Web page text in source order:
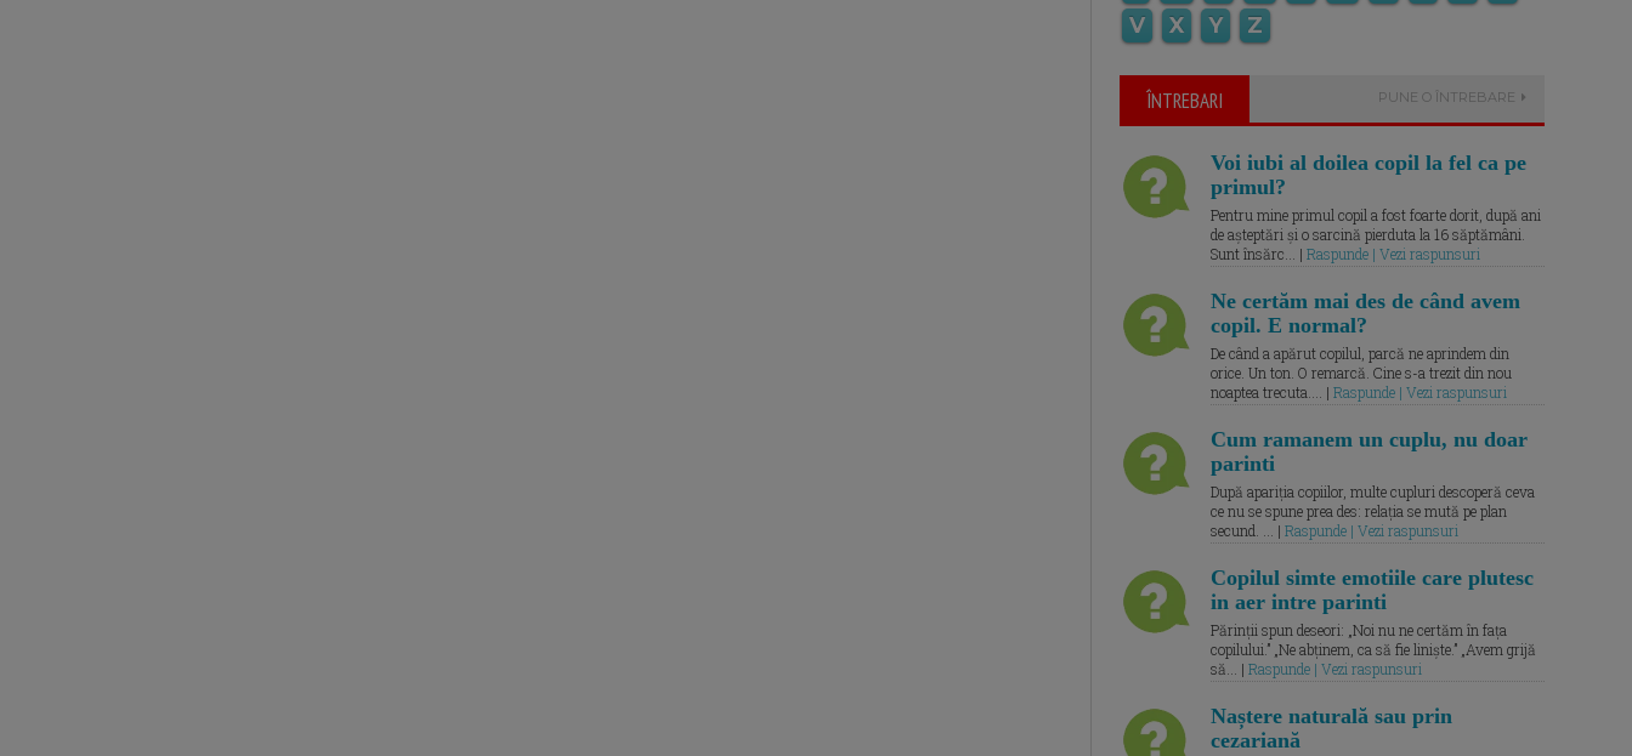
V
X Y Z
ÎNTREBARI PUNE O ÎNTREBARE
Voi iubi al doilea copil la fel ca pe
primul?
Pentru mine primul copil a fost foarte dorit, după ani
de așteptări și o sarcină pierduta la 16 săptămâni.
Sunt însărc... | Raspunde | Vezi raspunsuri
Ne certăm mai des de când avem
copil. E normal?
De când a apărut copilul, parcă ne aprindem din
orice. Un ton. O remarcă. Cine s-a trezit din nou
noaptea trecuta.... | Raspunde | Vezi raspunsuri
Cum ramanem un cuplu, nu doar
parinti
După apariția copiilor, multe cupluri descoperă ceva
ce nu se spune prea des: relația se mută pe plan
secund. ... | Raspunde | Vezi raspunsuri
Copilul simte emotiile care plutesc
in aer intre parinti
Părinții spun deseori: „Noi nu ne certăm în fața
copilului.” „Ne abținem, ca să fie liniște.” „Avem grijă
să... | Raspunde | Vezi raspunsuri
Naștere naturală sau prin
cezariană